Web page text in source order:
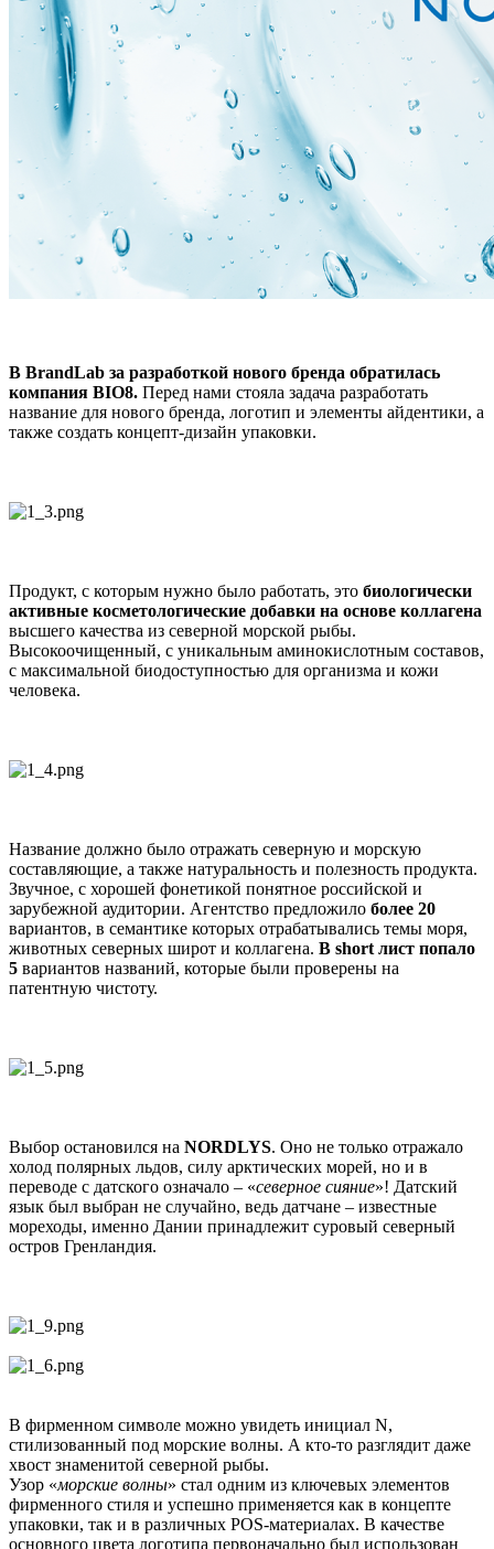
В BrandLab за разработкой нового бренда обратилась
компания BIO8. Перед нами стояла задача разработать
название для нового бренда, логотип и элементы айдентики, а
также создать концепт-дизайн упаковки.
Продукт, с которым нужно было работать, это биологически
активные косметологические добавки на основе коллагена
высшего качества из северной морской рыбы.
Высокоочищенный, с уникальным аминокислотным составов,
с максимальной биодоступностью для организма и кожи
человека.
Название должно было отражать северную и морскую
составляющие, а также натуральность и полезность продукта.
Звучное, с хорошей фонетикой понятное российской и
зарубежной аудитории. Агентство предложило более 20
вариантов, в семантике которых отрабатывались темы моря,
животных северных широт и коллагена. В short лист попало
5 вариантов названий, которые были проверены на
патентную чистоту.
Выбор остановился на NORDLYS. Оно не только отражало
холод полярных льдов, силу арктических морей, но и в
переводе с датского означало – «северное сияние»! Датский
язык был выбран не случайно, ведь датчане – известные
мореходы, именно Дании принадлежит суровый северный
остров Гренландия.
В фирменном символе можно увидеть инициал N,
стилизованный под морские волны. А кто-то разглядит даже
хвост знаменитой северной рыбы.
Узор «морские волны» стал одним из ключевых элементов
фирменного стиля и успешно применяется как в концепте
упаковки, так и в различных POS-материалах. В качестве
основного цвета логотипа первоначально был использован